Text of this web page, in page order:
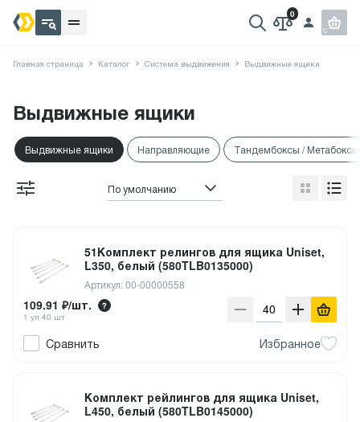
Главная страница Каталог Система выдвижения Выдвижные ящики
Выдвижные ящики
Выдвижные ящики Направляющие Тандембоксы / Метабоксы
По умолчанию
51Комплект релингов для ящика Uniset,
L350, белый (580TLB0135000)
Артикул: 00-00000558
109.91 ₽/шт.
1 уп 40 шт
Сравнить Избранное
Комплект рейлингов для ящика Uniset,
L450, белый (580TLB0145000)